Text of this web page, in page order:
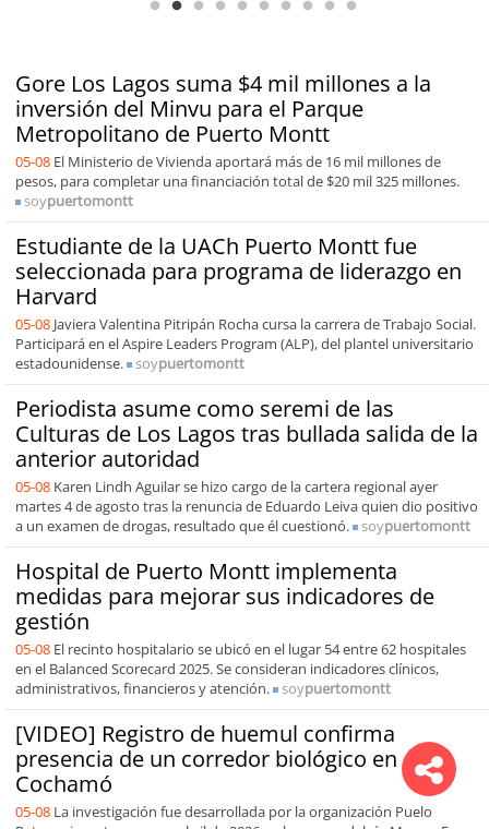
Gore Los Lagos suma $4 mil millones a la
inversión del Minvu para el Parque
Metropolitano de Puerto Montt
05-08 El Ministerio de Vivienda aportará más de 16 mil millones de
pesos, para completar una financiación total de $20 mil 325 millones.
soypuertomontt
Estudiante de la UACh Puerto Montt fue
seleccionada para programa de liderazgo en
Harvard
05-08 Javiera Valentina Pitripán Rocha cursa la carrera de Trabajo Social.
Participará en el Aspire Leaders Program (ALP), del plantel universitario
estadounidense.
soypuertomontt
Periodista asume como seremi de las
Culturas de Los Lagos tras bullada salida de la
anterior autoridad
05-08 Karen Lindh Aguilar se hizo cargo de la cartera regional ayer
martes 4 de agosto tras la renuncia de Eduardo Leiva quien dio positivo
a un examen de drogas, resultado que él cuestionó.
soypuertomontt
Hospital de Puerto Montt implementa
medidas para mejorar sus indicadores de
gestión
05-08 El recinto hospitalario se ubicó en el lugar 54 entre 62 hospitales
en el Balanced Scorecard 2025. Se consideran indicadores clínicos,
administrativos, financieros y atención.
soypuertomontt
[VIDEO] Registro de huemul confirma
presencia de un corredor biológico en
Cochamó
05-08 La investigación fue desarrollada por la organización Puelo